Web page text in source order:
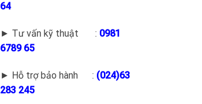
64
► Tư vấn kỹ thuật : 0981
6789 65
► Hỗ trợ bảo hành : (024)63
283 245